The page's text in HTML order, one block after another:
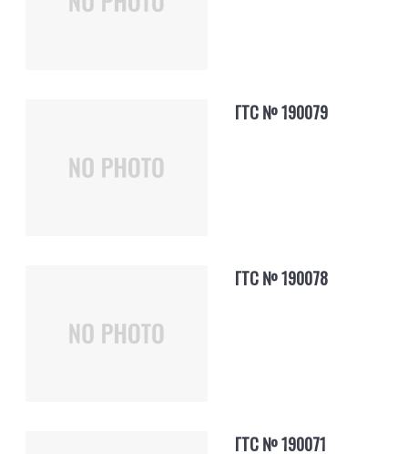
ГТС № 190079
ГТС № 190078
ГТС № 190071